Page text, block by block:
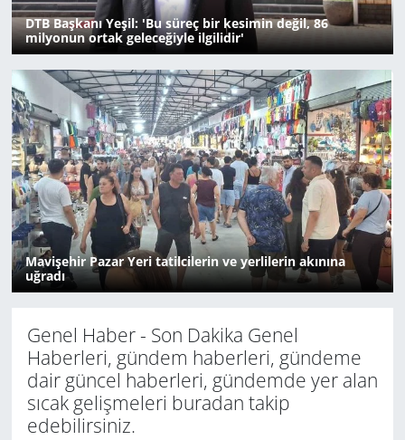
DTB Başkanı Yeşil: 'Bu süreç bir kesimin değil, 86
milyonun ortak geleceğiyle ilgilidir'
Mavişehir Pazar Yeri tatilcilerin ve yerlilerin akınına
uğradı
Genel Haber - Son Dakika Genel
Haberleri, gündem haberleri, gündeme
dair güncel haberleri, gündemde yer alan
sıcak gelişmeleri buradan takip
edebilirsiniz.